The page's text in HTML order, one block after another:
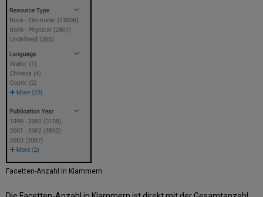
Facetten-Anzahl in Klammern